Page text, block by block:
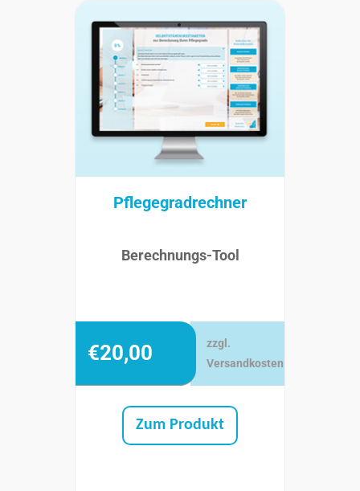
Pflegegradrechner
Berechnungs-Tool
€20,00
zzgl.
Versandkosten
Zum Produkt